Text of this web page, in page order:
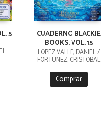
5
CUADERNO BLACKIE
BOOKS. VOL. 15
LÓPEZ VALLE, DANIEL /
FORTÚNEZ, CRISTOBAL
Comprar